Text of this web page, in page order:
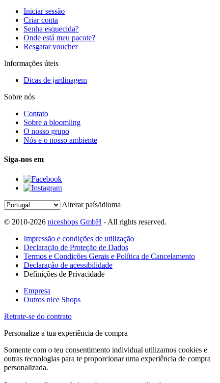
Iniciar sessão
Criar conta
Senha esquecida?
Onde está meu pacote?
Resgatar voucher
Informações úteis
Dicas de jardinagem
Sobre nós
Contato
Sobre a bloomling
O nosso grupo
Nós e o nosso ambiente
Siga-nos em
Alterar país/idioma
© 2010-2026 niceshops GmbH - All rights reserved.
Impressão e condições de utilização
Declaração de Proteção de Dados
Termos e Condições Gerais e Política de Cancelamento
Declaração de acessibilidade
Definições de Privacidade
Empresa
Outros nice Shops
Retrate-se do contrato
Personalize a tua experiência de compra
Somente com o teu consentimento individual utilizamos cookies e
outras tecnologias para te proporcionar uma experiência de compra
personalizada.